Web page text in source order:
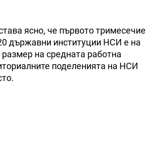
ясно, че първото тримесечие
държавни институции НСИ е на
на средната работна
поделенията на НСИ